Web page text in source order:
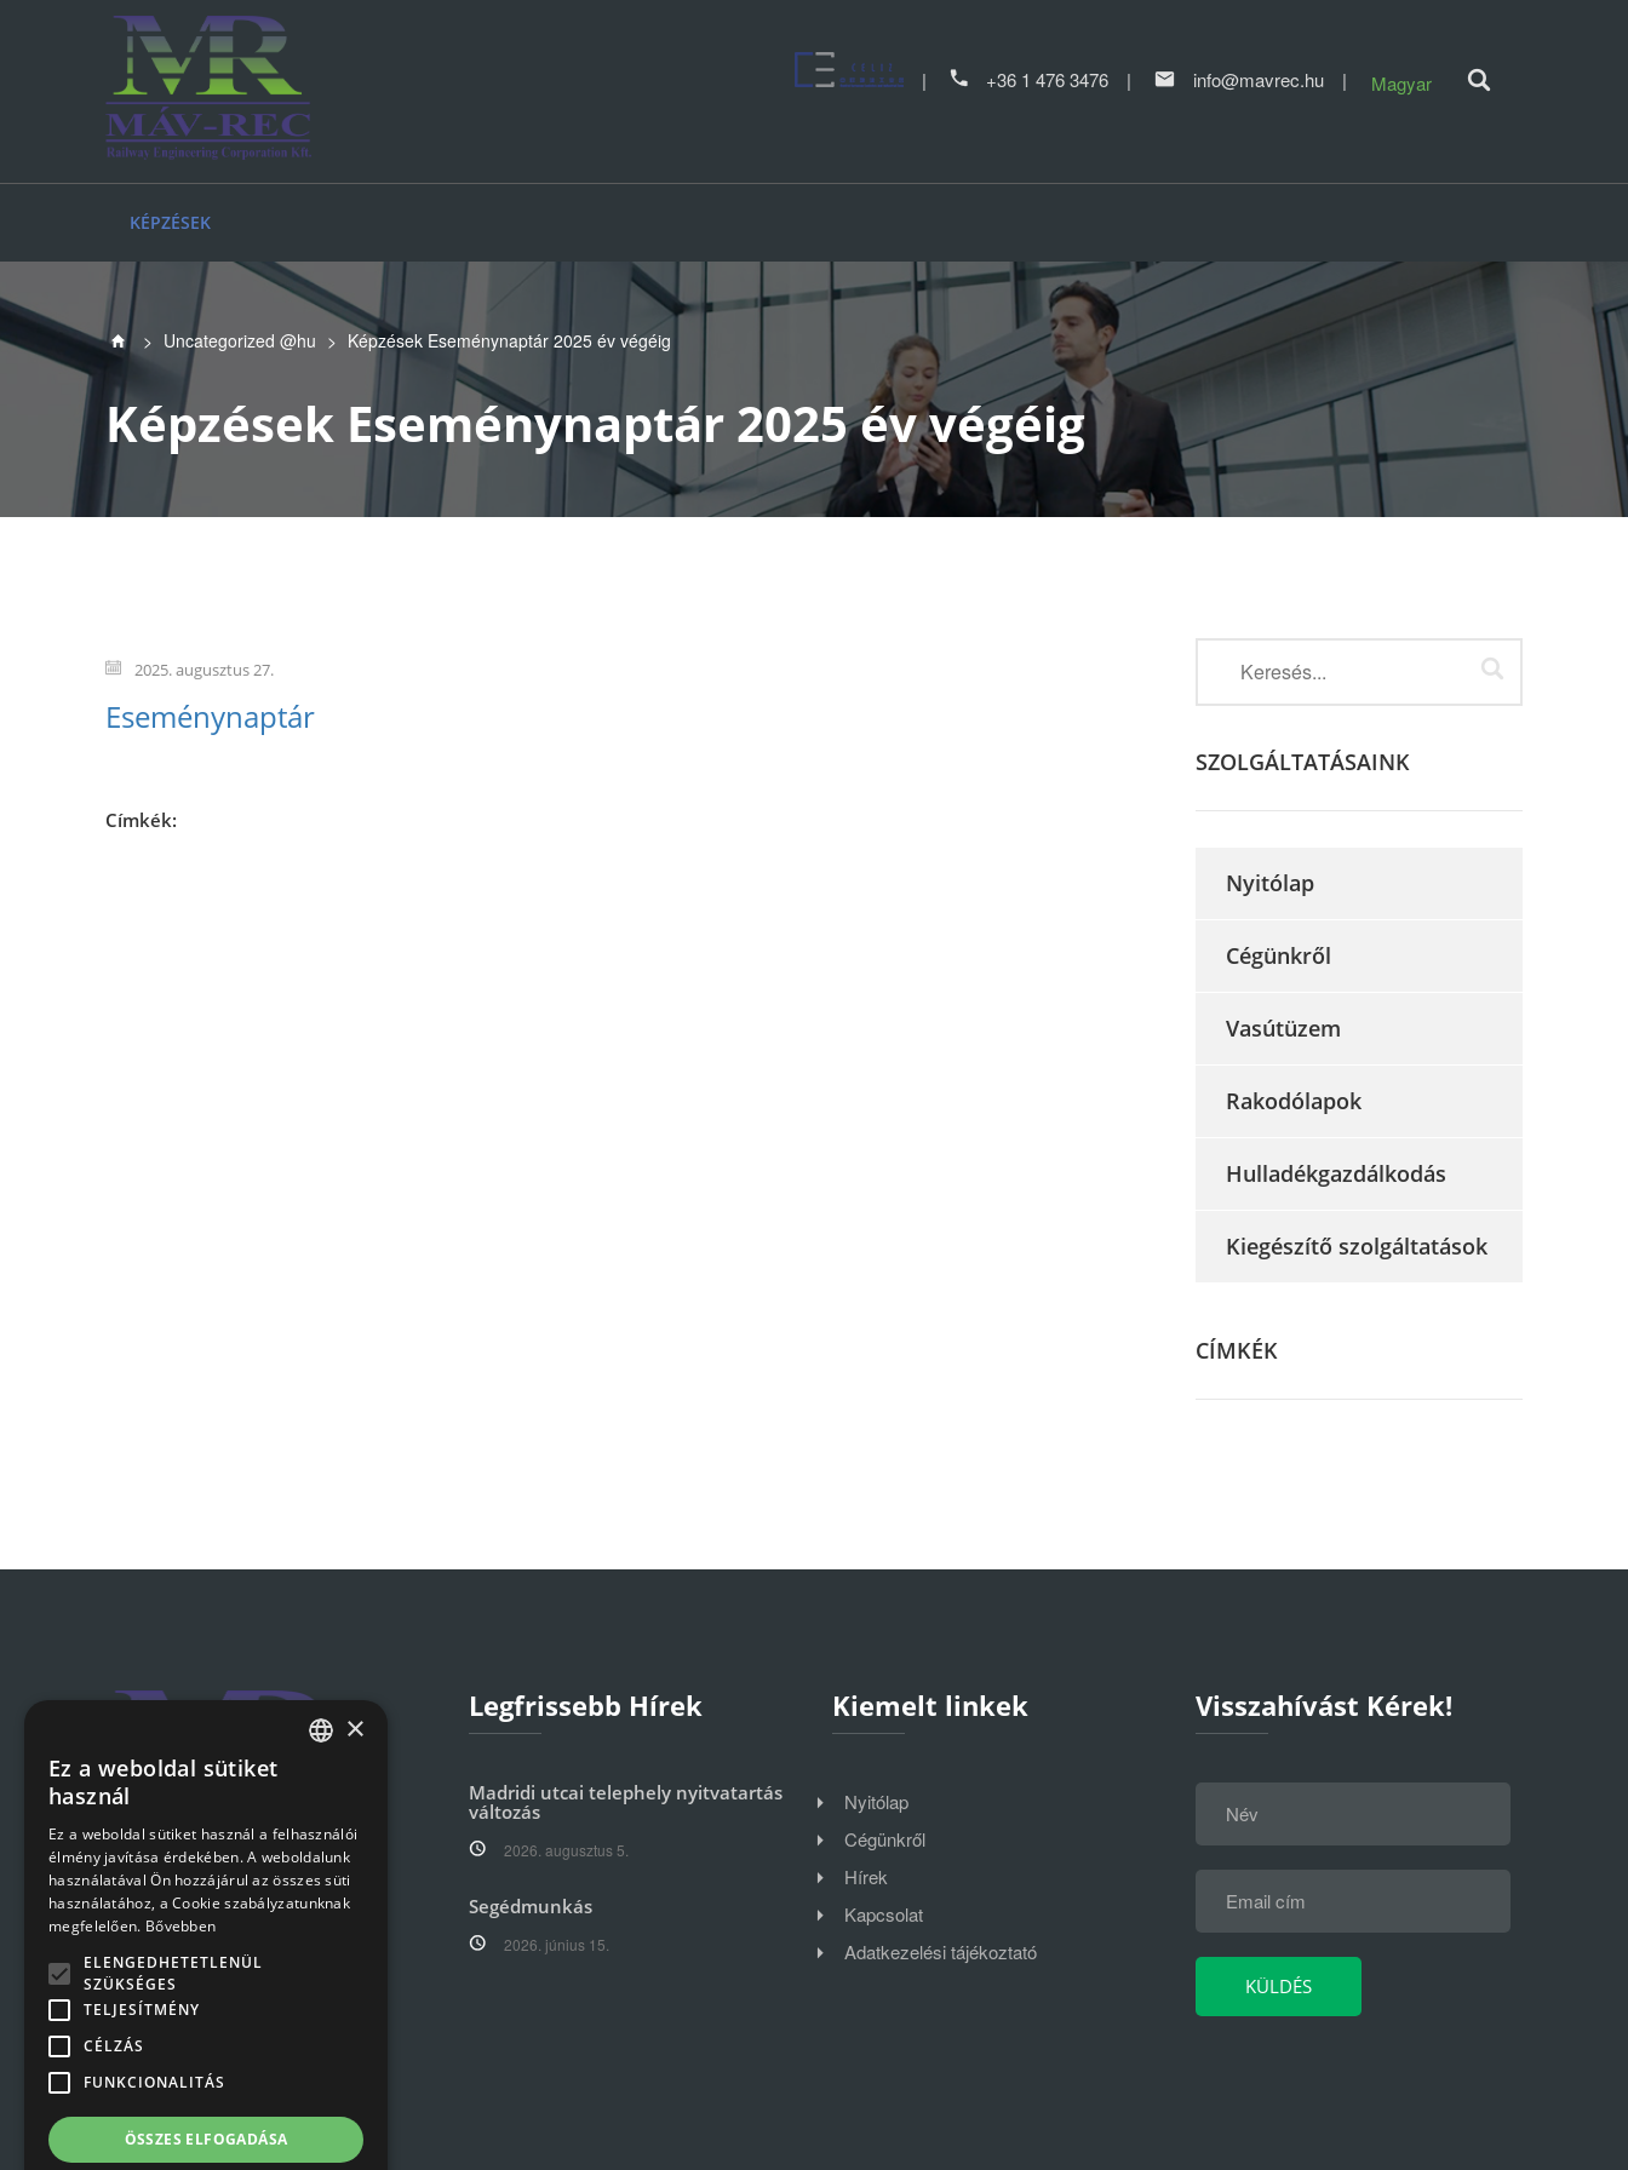
+36 1 476 3476 info@mavrec.hu Magyar
KÉPZÉSEK
> Uncategorized @hu > Képzések Eseménynaptár 2025 év végéig
Képzések Eseménynaptár 2025 év végéig
2025. augusztus 27.
Eseménynaptár
Címkék:
SZOLGÁLTATÁSAINK
Nyitólap
Cégünkről
Vasútüzem
Rakodólapok
Hulladékgazdálkodás
Kiegészítő szolgáltatások
CÍMKÉK
Székhely: 1097, Budapest
Könyves Kálmán krt. 16.
Telefon:
Legfrissebb Hírek
Madridi utcai telephely nyitvatartás
változás
2026. augusztus 5.
Segédmunkás
2026. június 15.
Kiemelt linkek
Nyitólap
Cégünkről
Hírek
Kapcsolat
Adatkezelési tájékoztató
Visszahívást Kérek!
×
Ez a weboldal sütiket
használ
Ez a weboldal sütiket használ a felhasználói
élmény javítása érdekében. A weboldalunk
használatával Ön hozzájárul az összes süti
használatához, a Cookie szabályzatunknak
megfelelően. Bővebben
ELENGEDHETETLENÜL
SZÜKSÉGES
TELJESÍTMÉNY
CÉLZÁS
FUNKCIONALITÁS
ÖSSZES ELFOGADÁSA